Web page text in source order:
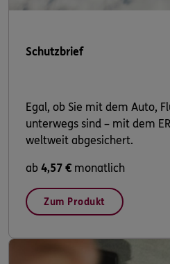
Schutzbrief
Egal, ob Sie mit dem Auto,
unterwegs sind – mit dem
weltweit abgesichert.
ab 4,57 € monatlich
Zum Produkt